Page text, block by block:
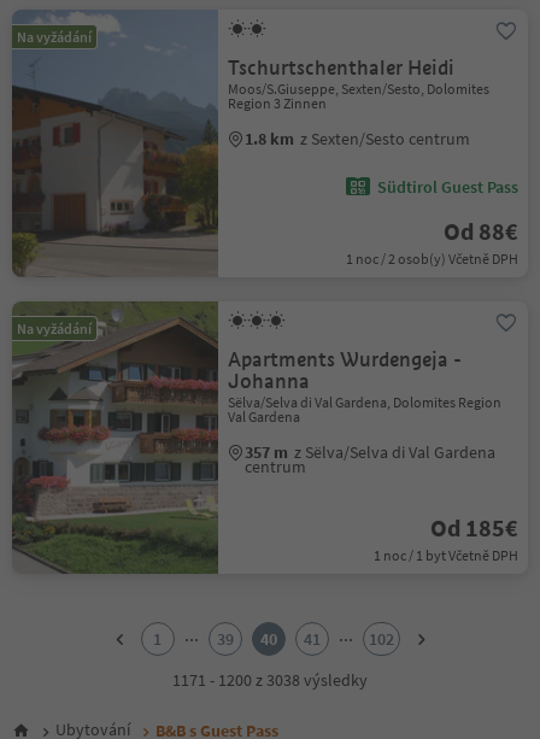
Na vyžádání
Tschurtschenthaler Heidi
Moos/S.Giuseppe, Sexten/Sesto, Dolomites
Region 3 Zinnen
1.8 km z Sexten/Sesto centrum
Südtirol Guest Pass
Od 88€
1 noc / 2 osob(y) Včetně DPH
Na vyžádání
Apartments Wurdengeja -
Johanna
Sëlva/Selva di Val Gardena, Dolomites Region
Val Gardena
357 m z Sëlva/Selva di Val Gardena
centrum
Od 185€
1 noc / 1 byt Včetně DPH
6
1 ... 39 40 41 ...
102
1171 - 1200 z 3038 výsledky
Ubytování B&B s Guest Pass